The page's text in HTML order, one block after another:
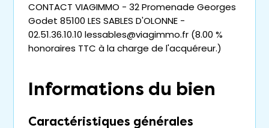
CONTACT VIAGIMMO - 32 Promenade Georges
Godet 85100 LES SABLES D'OLONNE -
02.51.36.10.10 lessables@viagimmo.fr (8.00 %
honoraires TTC à la charge de l'acquéreur.)
Informations du bien
Caractéristiques générales